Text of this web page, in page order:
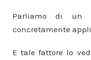
Parliamo di un
concretamente
E tale fattore lo